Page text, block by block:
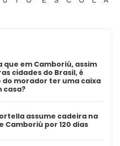
que em Camboriú, assim
cidades do Brasil, é
do morador ter uma caixa
casa?
assume cadeira na
Camboriú por 120 dias